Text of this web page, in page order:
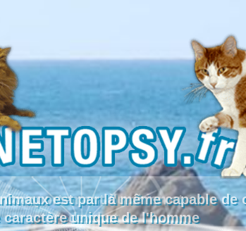
est par là même capable de
caractère unique de l'homme